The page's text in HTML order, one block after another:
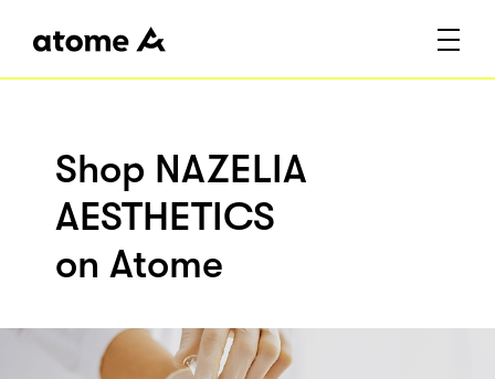
Shop NAZELIA
AESTHETICS
on Atome